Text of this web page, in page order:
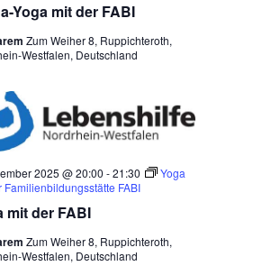
Yoga mit der FABI
Zum Weiher 8, Ruppichteroth,
Westfalen, Deutschland
mit der FABI
2025 @ 20:00 -21:30
Yoga
Familienbildungsstätte FABI
Zum Weiher 8, Ruppichteroth,
Westfalen, Deutschland